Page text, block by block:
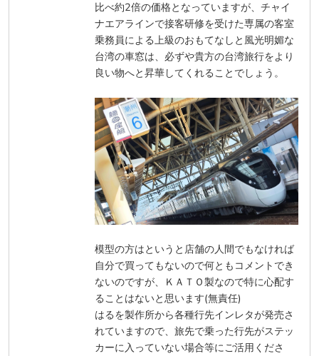
比べ約2倍の価格となっていますが、チャイ
ナエアラインで接客研修を受けた専属の客室
乗務員による上級のおもてなしと風光明媚な
台湾の車窓は、必ずや貴方の台湾旅行をより
良い物へと昇華してくれることでしょう。
模型の方はというと店舗の人間でもなければ
自分で買ってもないので何ともコメントでき
ないのですが、ＫＡＴＯ製なので特に心配す
ることはないと思います(無責任)
はるを製作所から各種行先インレタが発売さ
れていますので、旅先で乗った行先がステッ
カーに入っていない場合等にご活用くださ